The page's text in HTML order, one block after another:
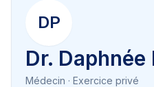
DP
Dr. Daphnée
Médecin · Exercice privé